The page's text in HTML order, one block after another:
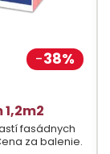
38%
fasádnych
za balenie.